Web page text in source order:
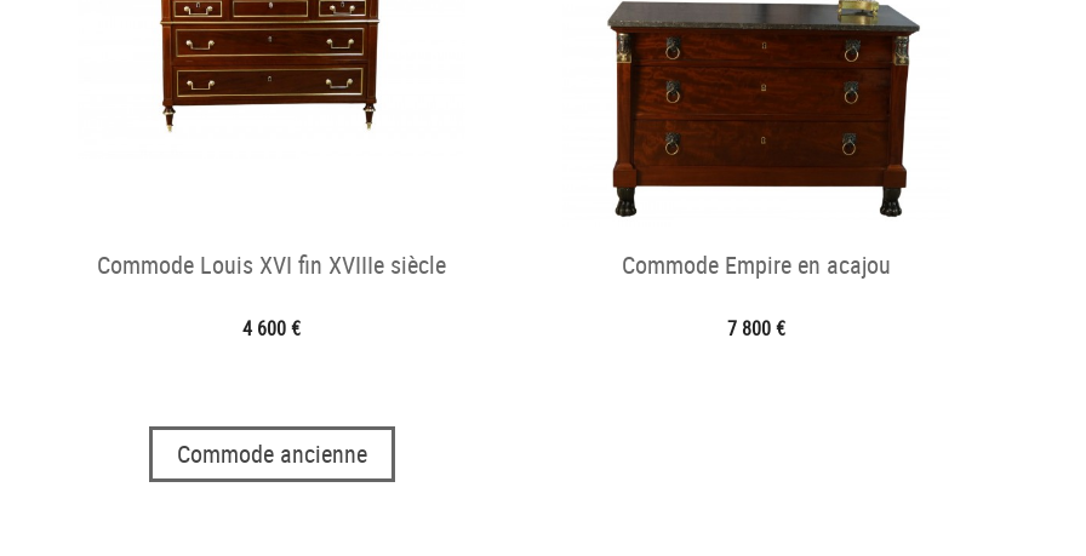
Commode Louis XVI fin XVIIIe siècle
4 600 €
Commode Empire en acajou
7 800 €
Commode ancienne